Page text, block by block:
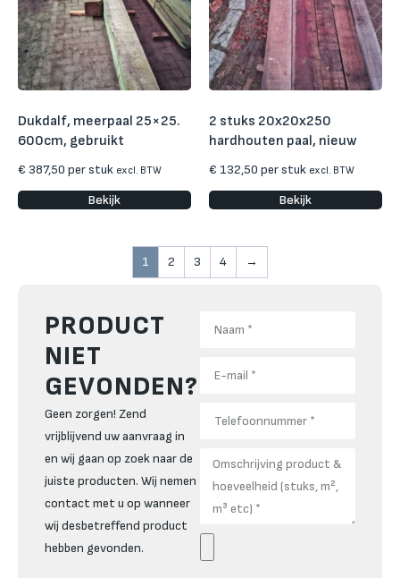
Dukdalf, meerpaal 25×25.
600cm, gebruikt
€ 387,50 per stuk excl. BTW
Bekijk
2 stuks 20x20x250
hardhouten paal, nieuw
€ 132,50 per stuk excl. BTW
Bekijk
1 2 3 4 →
PRODUCT
NIET
GEVONDEN?
Geen zorgen! Zend
vrijblijvend uw aanvraag in
en wij gaan op zoek naar de
juiste producten. Wij nemen
contact met u op wanneer
wij desbetreffend product
hebben gevonden.